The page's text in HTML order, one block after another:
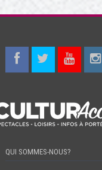
QUI SOMMES-NOUS?